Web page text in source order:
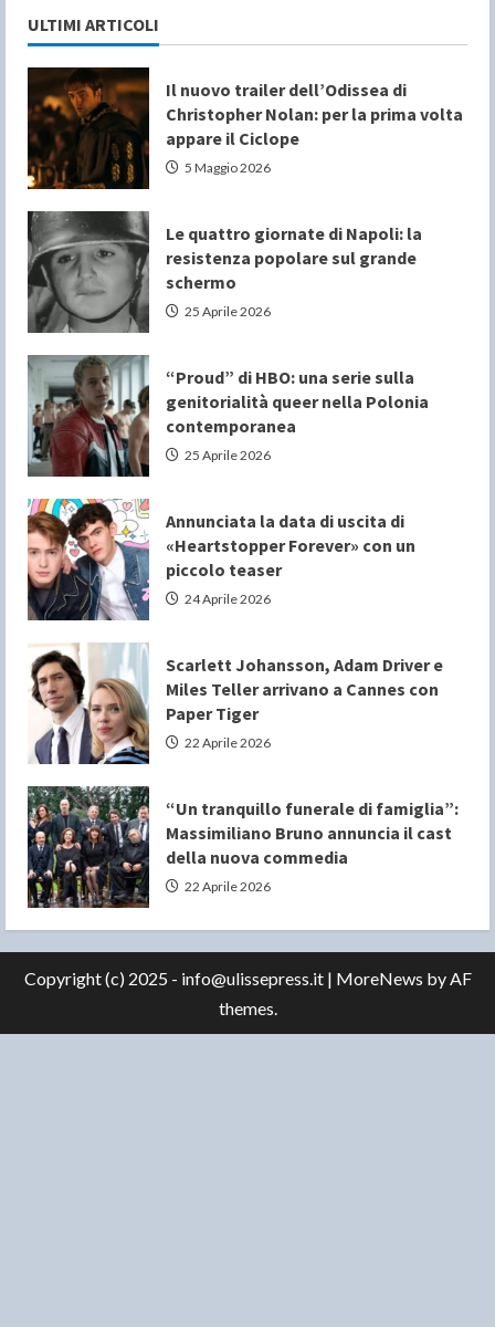
ULTIMI ARTICOLI
Il nuovo trailer dell’Odissea di
Christopher Nolan: per la prima volta
appare il Ciclope
5 Maggio 2026
Le quattro giornate di Napoli: la
resistenza popolare sul grande
schermo
25 Aprile 2026
“Proud” di HBO: una serie sulla
genitorialità queer nella Polonia
contemporanea
25 Aprile 2026
Annunciata la data di uscita di
«Heartstopper Forever» con un
piccolo teaser
24 Aprile 2026
Scarlett Johansson, Adam Driver e
Miles Teller arrivano a Cannes con
Paper Tiger
22 Aprile 2026
“Un tranquillo funerale di famiglia”:
Massimiliano Bruno annuncia il cast
della nuova commedia
22 Aprile 2026
Copyright (c) 2025 - info@ulissepress.it | MoreNews by AF
themes.